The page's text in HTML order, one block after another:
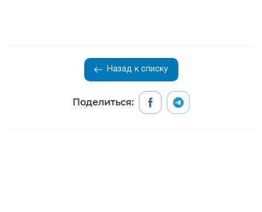
Назад к списку
Поделиться: